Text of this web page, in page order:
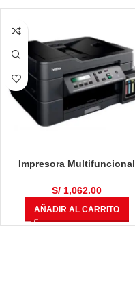
Impresora Multifuncional
S/1,062.00
AÑADIR AL CARRITO